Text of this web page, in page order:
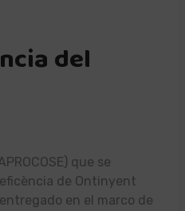
del
que se
de Ontinyent
en el marco de